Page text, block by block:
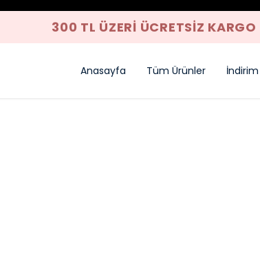
300 TL ÜZERI ÜCRETSIZ KARGO
Anasayfa Tüm Ürünler İndirim